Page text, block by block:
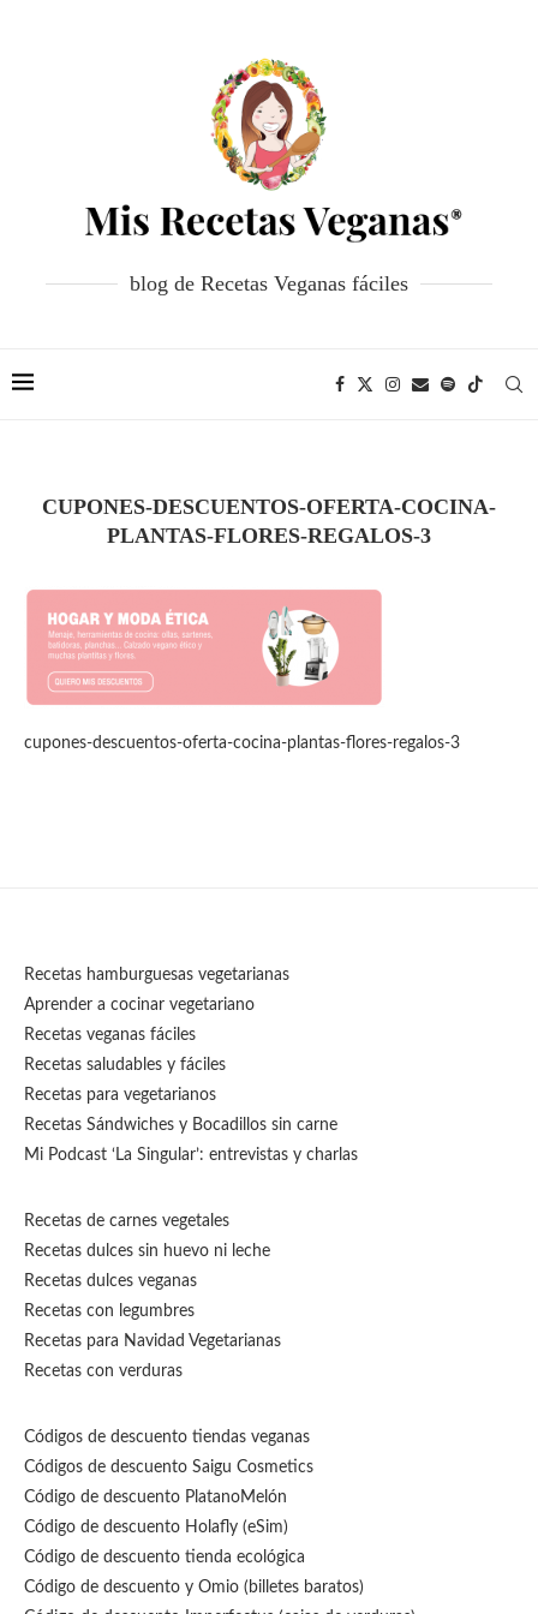
blog de Recetas Veganas fáciles
CUPONES-DESCUENTOS-OFERTA-COCINA-
PLANTAS-FLORES-REGALOS-3
cupones-descuentos-oferta-cocina-plantas-flores-regalos-3
Recetas hamburguesas vegetarianas
Aprender a cocinar vegetariano
Recetas veganas fáciles
Recetas saludables y fáciles
Recetas para vegetarianos
Recetas Sándwiches y Bocadillos sin carne
Mi Podcast ‘La Singular’: entrevistas y charlas
Recetas de carnes vegetales
Recetas dulces sin huevo ni leche
Recetas dulces veganas
Recetas con legumbres
Recetas para Navidad Vegetarianas
Recetas con verduras
Códigos de descuento tiendas veganas
Códigos de descuento Saigu Cosmetics
Código de descuento PlatanoMelón
Código de descuento Holafly (eSim)
Código de descuento tienda ecológica
Código de descuento y Omio (billetes baratos)